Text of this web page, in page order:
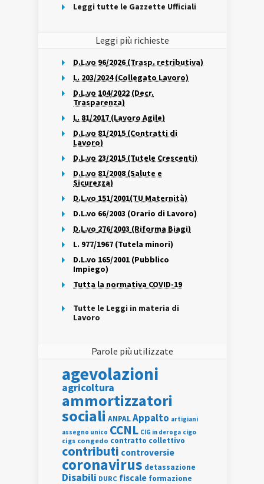
Leggi tutte le Gazzette Ufficiali
Leggi più richieste
D.L.vo 96/2026 (Trasp. retributiva)
L. 203/2024 (Collegato Lavoro)
D.L.vo 104/2022 (Decr.
Trasparenza)
L. 81/2017 (Lavoro Agile)
D.L.vo 81/2015 (Contratti di
Lavoro)
D.L.vo 23/2015 (Tutele Crescenti)
D.L.vo 81/2008 (Salute e
Sicurezza)
D.L.vo 151/2001(TU Maternità)
D.L.vo 66/2003 (Orario di Lavoro)
D.L.vo 276/2003 (Riforma Biagi)
L. 977/1967 (Tutela minori)
D.L.vo 165/2001 (Pubblico
Impiego)
Tutta la normativa COVID-19
Tutte le Leggi in materia di
Lavoro
Parole più utilizzate
agevolazioni
agricoltura
ammortizzatori
sociali ANPALAppalto artigiani
assegno unico CCNL CIG in deroga cigo
cigs congedo contratto collettivo
contributi controversie
coronavirus detassazione
Disabili DURC fiscale formazione